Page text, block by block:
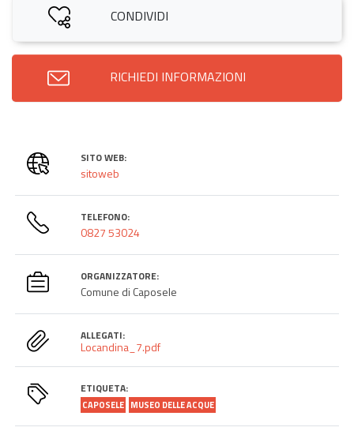
CONDIVIDI
RICHIEDI INFORMAZIONI
SITO WEB:
sitoweb
TELEFONO:
0827 53024
ORGANIZZATORE:
Comune di Caposele
ALLEGATI:
Locandina_7.pdf
ETIQUETA:
CAPOSELE MUSEO DELLE ACQUE